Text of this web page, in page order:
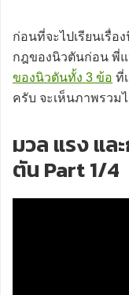
ก่อนที่จะไปเรียนเรื่อ
กฎของนิวตันก่อน พี่แ
ของนิวตันทั้ง 3 ข้อ ที่
ครับ จะเห็นภาพรวม
มวล แรง แล
ตัน Part 1/4